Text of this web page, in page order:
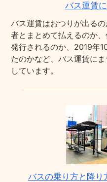
バス運賃
バス運賃はおつりが出る
者とまとめて払えるのか
発行されるのか、2019年
たのかなど、バス運賃に
しています。
バスの乗り方と降